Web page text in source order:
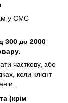
у СМС
300 до 2000
часткову, або
коли клієнт
(крім